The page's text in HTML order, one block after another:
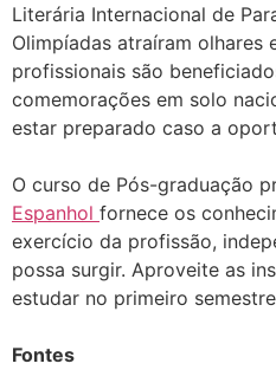
Literária Internacional de
Olimpíadas atraíram olhares
profissionais são
comemorações em solo
estar preparado caso a
O curso de Pós-graduação
Espanhol fornece os
exercício da profissão,
possa surgir. Aproveite as
estudar no primeiro
Fontes